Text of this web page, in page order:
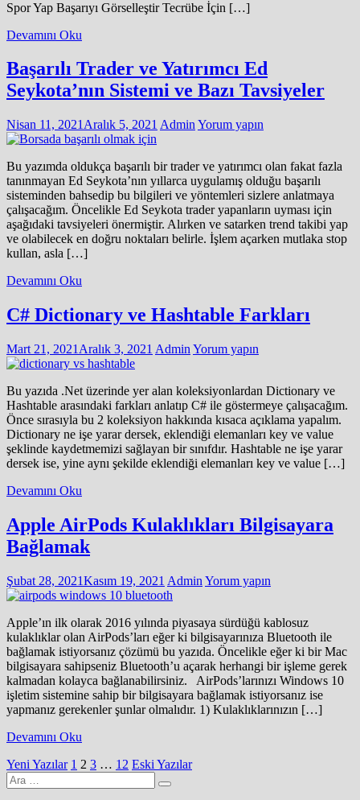
Spor Yap Başarıyı Görselleştir Tecrübe İçin […]
Devamını Oku
Başarılı Trader ve Yatırımcı Ed
Seykota’nın Sistemi ve Bazı Tavsiyeler
Nisan 11, 2021 Aralık 5, 2021 Admin Yorum yapın
Bu yazımda oldukça başarılı bir trader ve yatırımcı olan fakat fazla
tanınmayan Ed Seykota’nın yıllarca uygulamış olduğu başarılı
sisteminden bahsedip bu bilgileri ve yöntemleri sizlere anlatmaya
çalışacağım. Öncelikle Ed Seykota trader yapanların uyması için
aşağıdaki tavsiyeleri önermiştir. Alırken ve satarken trend takibi yap
ve olabilecek en doğru noktaları belirle. İşlem açarken mutlaka stop
kullan, asla […]
Devamını Oku
C# Dictionary ve Hashtable Farkları
Mart 21, 2021 Aralık 3, 2021 Admin Yorum yapın
Bu yazıda .Net üzerinde yer alan koleksiyonlardan Dictionary ve
Hashtable arasındaki farkları anlatıp C# ile göstermeye çalışacağım.
Önce sırasıyla bu 2 koleksiyon hakkında kısaca açıklama yapalım.
Dictionary ne işe yarar dersek, eklendiği elemanları key ve value
şeklinde kaydetmemizi sağlayan bir sınıfdır. Hashtable ne işe yarar
dersek ise, yine aynı şekilde eklendiği elemanları key ve value […]
Devamını Oku
Apple AirPods Kulaklıkları Bilgisayara
Bağlamak
Şubat 28, 2021Kasım 19, 2021 Admin Yorum yapın
Apple’ın ilk olarak 2016 yılında piyasaya sürdüğü kablosuz
kulaklıklar olan AirPods’ları eğer ki bilgisayarınıza Bluetooth ile
bağlamak istiyorsanız çözümü bu yazıda. Öncelikle eğer ki bir Mac
bilgisayara sahipseniz Bluetooth’u açarak herhangi bir işleme gerek
kalmadan kolayca bağlanabilirsiniz. AirPods’larınızı Windows 10
işletim sistemine sahip bir bilgisayara bağlamak istiyorsanız ise
yapmanız gerekenler şunlar olmalıdır. 1) Kulaklıklarınızın […]
Devamını Oku
Yazı
sayfalaması
Yeni Yazılar 1 2 3 … 12 Eski Yazılar
Arama
yap: